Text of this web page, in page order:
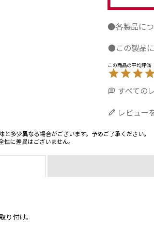
●各製品に
●この製品
すべての
レビュー
多少異なる場合がございます。予めご了承ください。
に差異はございません。
付け。